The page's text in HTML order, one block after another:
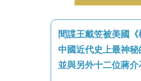
間諜王戴笠被美國
中國近代史上最神秘
並與另外十二位蔣